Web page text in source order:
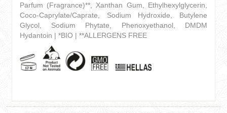
Parfum (Fragrance)**, Xanthan Gum, Ethylhexylglycerin,
Coco-Caprylate/Caprate, Sodium Hydroxide, Butylene
Glycol, Sodium Phytate, Phenoxyethanol, DMDM
Hydantoin | *BIO | **ALLERGENS FREE